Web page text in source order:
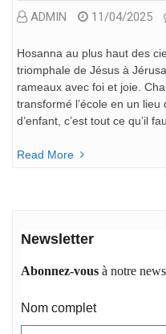
ADMIN 11/04/2025
Hosanna au plus haut des
triomphale de Jésus à
rameaux avec foi et joie.
transformé l’école en un
d’enfant, c’est tout ce qu’il
Read More
Newsletter
Abonnez-vous à notre
Nom complet